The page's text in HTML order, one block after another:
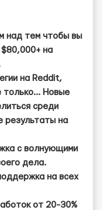
над тем чтобы вы
на
на Reddit,
только... Новые
среди
результаты на
с волнующими
дела.
на всех
от 20-30%